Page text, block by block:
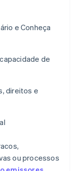
e Conheça
de
direitos e
ou processos